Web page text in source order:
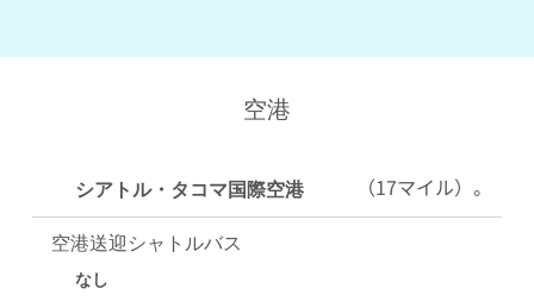
空港
シアトル・タコマ国際空港
（17マイル）。
空港送迎シャトルバス
なし